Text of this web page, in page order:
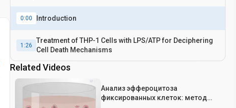
0:00 Introduction
1:26
Treatment of THP‐1 Cells with LPS/ATP for Deciphering
Cell Death Mechanisms
Related Videos
Анализ эффероцитоза
фиксированных клеток: метод